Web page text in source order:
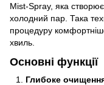
Mist-Spray, яка
холодний пар. Така
процедуру
хвиль.
Основні функції
Глибоке